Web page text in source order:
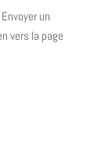
un
vers la page